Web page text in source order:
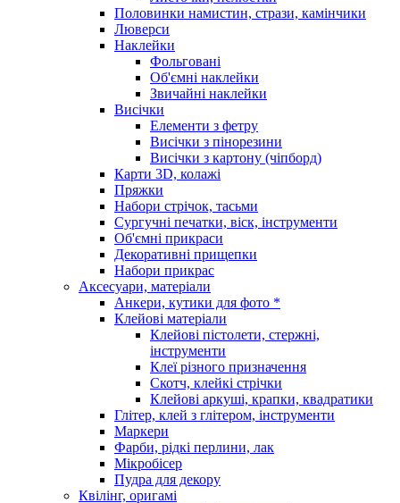
Половинки намистин, стрази, камінчики
Люверси
Наклейки
Фольговані
Об'ємні наклейки
Звичайні наклейки
Висічки
Елементи з фетру
Висічки з пінорезини
Висічки з картону (чіпборд)
Карти 3D, колажі
Пряжки
Набори стрічок, тасьми
Сургучні печатки, віск, інструменти
Об'ємні прикраси
Декоративні прищепки
Набори прикрас
Аксесуари, матеріали
Анкери, кутики для фото *
Клейові матеріали
Клейові пістолети, стержні,
інструменти
Клеї різного призначення
Скотч, клейкі стрічки
Клейові аркуші, крапки, квадратики
Глітер, клей з глітером, інструменти
Маркери
Фарби, рідкі перлини, лак
Мікробісер
Пудра для декору
Квілінг, оригамі